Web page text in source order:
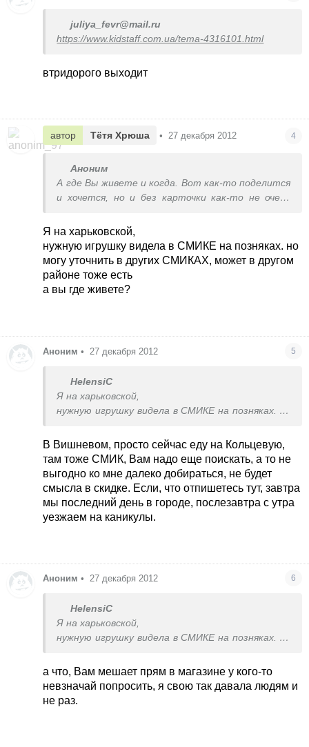
juliya_fevr@mail.ru
https://www.kidstaff.com.ua/tema-4316101.html
втридорого выходит
автор Тётя Хрюша • 27 декабря 2012 4
Аноним
А где Вы живете и когда. Вот как-то поделится
и хочется, но и без карточки как-то не очень
Я на харьковской,
нужную игрушку видела в СМИКЕ на позняках. но
могу уточнить в других СМИКАХ, может в другом
районе тоже есть
а вы где живете?
Аноним • 27 декабря 2012 5
HelensiC
Я на харьковской,
нужную игрушку видела в СМИКЕ на позняках. но
другом районе тоже есть
а вы где живете?
В Вишневом, просто сейчас еду на Кольцевую,
там тоже СМИК, Вам надо еще поискать, а то не
выгодно ко мне далеко добираться, не будет
смысла в скидке. Если, что отпишетесь тут, завтра
мы последний день в городе, послезавтра с утра
уезжаем на каникулы.
Аноним • 27 декабря 2012 6
HelensiC
Я на харьковской,
нужную игрушку видела в СМИКЕ на позняках. но
другом районе тоже есть
а вы где живете?
а что, Вам мешает прям в магазине у кого-то
невзначай попросить, я свою так давала людям и
не раз.